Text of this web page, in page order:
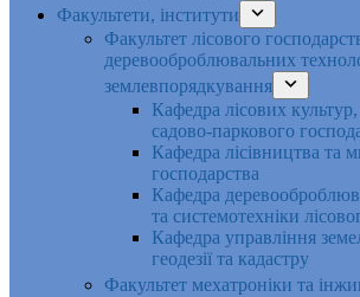
Факультети, інститути
Факультет лісового
деревооброблювальних
землевпорядкування
Кафедра лісових культур,
садово-паркового
Кафедра лісівництва та
господарства
Кафедра
та системотехніки
Кафедра управління
геодезії та кадастру
Факультет мехатроніки та